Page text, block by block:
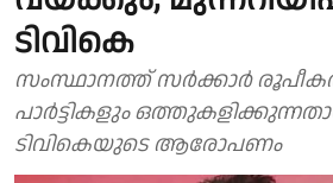
ടിവികെ
സംസ്ഥാനത്ത് സർക്കാർ
പാർട്ടികളും
ടിവികെയുടെ ആരോപണം